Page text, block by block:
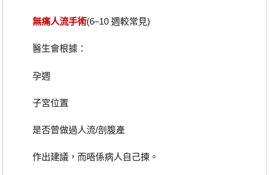
無痛人流手術(6–10 週較常見)
醫生會根據：
孕週
子宮位置
是否曾做過人流/剖腹產
作出建議，而唔係病人自己揀。